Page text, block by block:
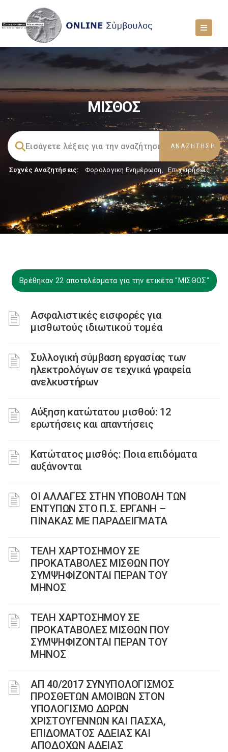
ΜΙΣΘΟΣ
Συχνές Αναζητήσεις: Φορολογικη Ενημέρωση, Επιχειρήσεις
Βρέθηκαν 22 αποτελέσματα για την ετικέτα "ΜΙΣΘΟΣ"
Ασφαλιστικές εισφορές για
μισθωτούς ιδιωτικού τομέα
Συλλογική σύμβαση εργασίας των
ηλεκτρολόγων σε τεχνικά γραφεία
ανελκυστήρων
Αύξηση κατώτατου μισθού: 12
ερωτήσεις και απαντήσεις
Κατώτατος μισθός: Ποια επιδόματα
αυξάνονται
ΟΙ ΑΛΛΑΓΕΣ ΣΤΗΝ ΥΠΟΒΟΛΗ ΤΩΝ
ΕΝΤΥΠΩΝ ΣΤΟ Π.Σ. ΕΡΓΑΝΗ –
ΠΙΝΑΚΑΣ ΜΕ ΠΑΡΑΔΕΙΓΜΑΤΑ
ΤΕΛΗ ΧΑΡΤΟΣΗΜΟΥ ΣΕ
ΠΡΟΚΑΤΑΒΟΛΕΣ ΜΙΣΘΩΝ ΠΟΥ
ΣΥΜΨΗΦΙΖΟΝΤΑΙ ΠΕΡΑΝ ΤΟΥ
ΜΗΝΟΣ
ΤΕΛΗ ΧΑΡΤΟΣΗΜΟΥ ΣΕ
ΠΡΟΚΑΤΑΒΟΛΕΣ ΜΙΣΘΩΝ ΠΟΥ
ΣΥΜΨΗΦΙΖΟΝΤΑΙ ΠΕΡΑΝ ΤΟΥ
ΜΗΝΟΣ
ΑΠ 40/2017 ΣΥΝΥΠΟΛΟΓΙΣΜΟΣ
ΠΡΟΣΘΕΤΩΝ ΑΜΟΙΒΩΝ ΣΤΟΝ
ΥΠΟΛΟΓΙΣΜΟ ΔΩΡΩΝ
ΧΡΙΣΤΟΥΓΕΝΝΩΝ ΚΑΙ ΠΑΣΧΑ,
ΕΠΙΔΟΜΑΤΟΣ ΑΔΕΙΑΣ ΚΑΙ
ΑΠΟΔΟΧΩΝ ΑΔΕΙΑΣ